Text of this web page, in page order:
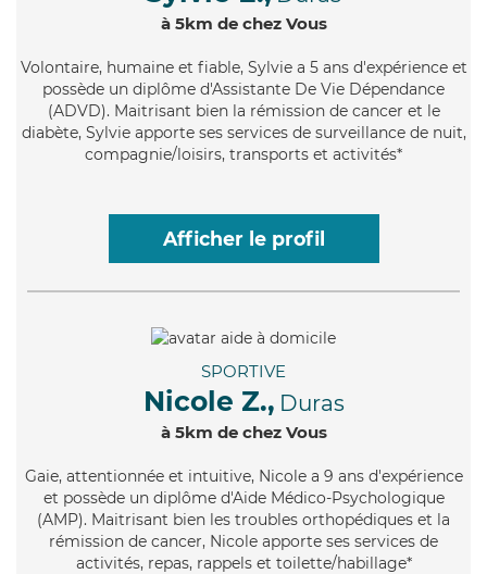
à 5km de chez Vous
Volontaire, humaine et fiable, Sylvie a 5 ans d'expérience et
possède un diplôme d'Assistante De Vie Dépendance
(ADVD). Maitrisant bien la rémission de cancer et le
diabète, Sylvie apporte ses services de surveillance de nuit,
compagnie/loisirs, transports et activités*
Afficher le profil
SPORTIVE
Nicole Z., Duras
à 5km de chez Vous
Gaie, attentionnée et intuitive, Nicole a 9 ans d'expérience
et possède un diplôme d'Aide Médico-Psychologique
(AMP). Maitrisant bien les troubles orthopédiques et la
rémission de cancer, Nicole apporte ses services de
activités, repas, rappels et toilette/habillage*